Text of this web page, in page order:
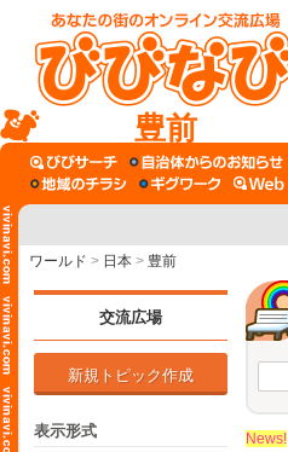
豊前
ワールド > 日本 > 豊前
交流広場
新規トピック作成
表示形式
News!